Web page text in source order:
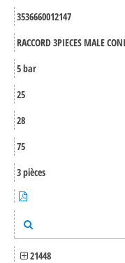
3536660012147
RACCORD 3PIECES MALE
5 bar
25
28
75
3 pièces
21448